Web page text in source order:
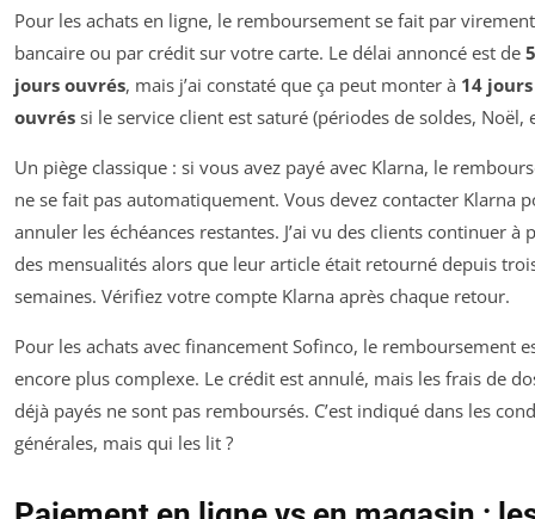
Pour les achats en ligne, le remboursement se fait par virement
bancaire ou par crédit sur votre carte. Le délai annoncé est de
jours ouvrés, mais j’ai constaté que ça peut monter à 14 jours
ouvrés si le service client est saturé (périodes de soldes, Noël,
Un piège classique : si vous avez payé avec Klarna, le
ne se fait pas automatiquement. Vous devez contacter Klarna
annuler les échéances restantes. J’ai vu des clients continuer à
des mensualités alors que leur article était retourné depuis
semaines. Vérifiez votre compte Klarna après chaque retour.
Pour les achats avec financement Sofinco, le remboursement
encore plus complexe. Le crédit est annulé, mais les frais de
déjà payés ne sont pas remboursés. C’est indiqué dans les
générales, mais qui les lit ?